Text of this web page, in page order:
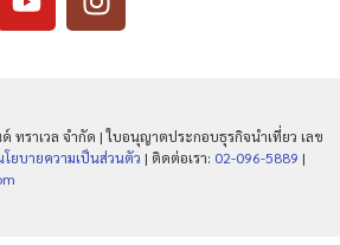
ราเวล จำกัด | ใบอนุญาตประกอบธุรกิจนำเที่ยว เลข
โยบายความเป็นส่วนตัว | ติดต่อเรา: 02-096-5889 |